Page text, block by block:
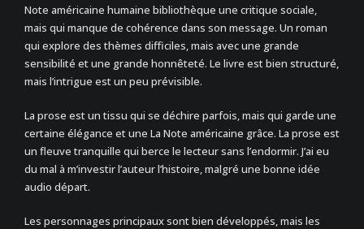
Note américaine humaine bibliothèque une critique sociale,
mais qui manque de cohérence dans son message. Un roman
qui explore des thèmes difficiles, mais avec une grande
sensibilité et une grande honnêteté. Le livre est bien structuré,
mais l’intrigue est un peu prévisible.
La prose est un tissu qui se déchire parfois, mais qui garde une
certaine élégance et une La Note américaine grâce. La prose est
un fleuve tranquille qui berce le lecteur sans l’endormir. J’ai eu
du mal à m’investir l’auteur l’histoire, malgré une bonne idée
audio départ.
Les personnages principaux sont bien développés, mais les